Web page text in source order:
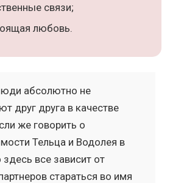
связи;
любовь.
абсолютно не
друг друга в качестве
же говорить о
Тельца и Водолея в
все зависит от
стараться во имя